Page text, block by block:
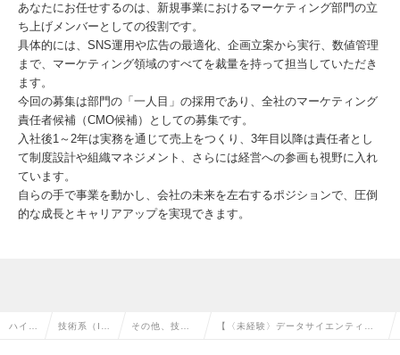
あなたにお任せするのは、新規事業におけるマーケティング部門の立
ち上げメンバーとしての役割です。
具体的には、SNS運用や広告の最適化、企画立案から実行、数値管理
まで、マーケティング領域のすべてを裁量を持って担当していただき
ます。
今回の募集は部門の「一人目」の採用であり、全社のマーケティング
責任者候補（CMO候補）としての募集です。
入社後1～2年は実務を通じて売上をつくり、3年目以降は責任者とし
て制度設計や組織マネジメント、さらには経営への参画も視野に入れ
ています。
自らの手で事業を動かし、会社の未来を左右するポジションで、圧倒
的な成長とキャリアアップを実現できます。
ハイク 技術系（I その他、技術 【〈未経験〉データサイエンティス